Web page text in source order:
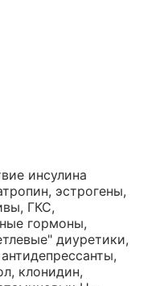
инсулина
эстрогены,
ГКС,
гормоны,
диуретики,
клонидин,